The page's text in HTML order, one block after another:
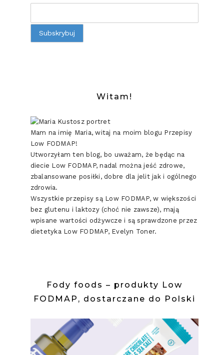
Witam!
Mam na imię Maria, witaj na moim blogu Przepisy
Low FODMAP!
Utworzyłam ten blog, bo uważam, że będąc na
diecie Low FODMAP, nadal można jeść zdrowe,
zbalansowane posiłki, dobre dla jelit jak i ogólnego
zdrowia.
Wszystkie przepisy są Low FODMAP, w większości
bez glutenu i laktozy (choć nie zawsze), mają
wpisane wartości odżywcze i są sprawdzone przez
dietetyka Low FODMAP, Evelyn Toner.
Fody foods – produkty Low
FODMAP, dostarczane do Polski